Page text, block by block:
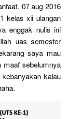
07 aug 2016
kelas xii ulangan
enggak nulis ini
uas semester
saya mau
maaf sebelumnya
kalau